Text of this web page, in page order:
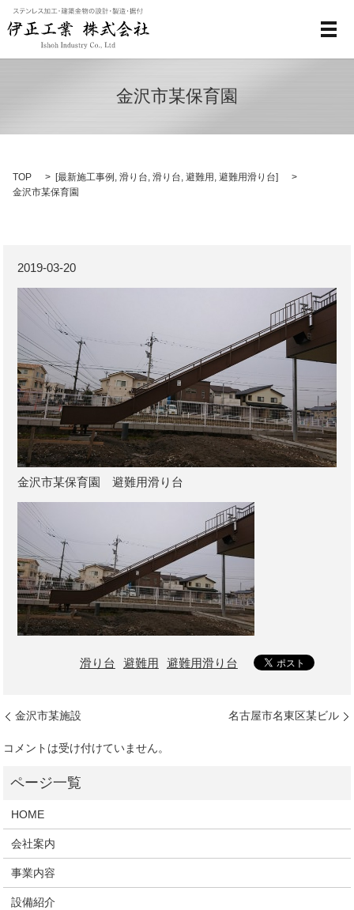
メ
金沢市某保育園
TOP [最新施工事例 ,滑り台,滑り台,避難用 ,避難用滑り台]
金沢市某保育園
2019-03-20
金沢市某保育園 避難用滑り台
滑り台 避難用 避難用滑り台
金沢市某施設 名古屋市名東区某ビル
コメントは受け付けていません。
HOME
会社案内
事業内容
設備紹介